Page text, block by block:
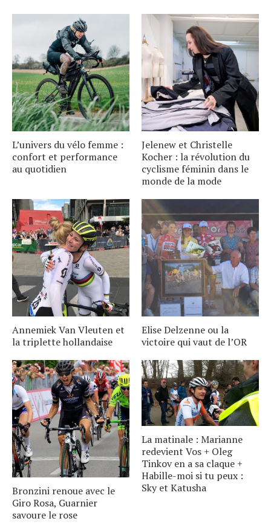
L’univers du vélo femme :
confort et performance
au quotidien
Jelenew et Christelle
Kocher : la révolution du
cyclisme féminin dans le
monde de la mode
Annemiek Van Vleuten et
la triplette hollandaise
Elise Delzenne ou la
victoire qui vaut de l’OR
Bronzini renoue avec le
Giro Rosa, Guarnier
savoure le rose
La matinale : Marianne
redevient Vos + Oleg
Tinkov en a sa claque +
Habille-moi si tu peux :
Sky et Katusha